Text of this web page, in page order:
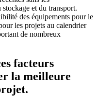
stockage et du transport.
des équipements pour le
les projets au calendrier
de nombreux
facteurs
la meilleure